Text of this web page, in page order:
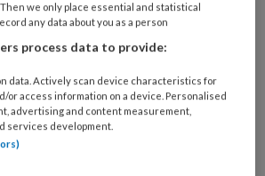
uitstroom bij door
andere redenen voor bedrijfs-
om te stoppen met hun
af op een onoverbrugbare
ik weleens wakker van. Het
we only place essential and statistical
any data about you as a person
process data to provide:
data. Actively scan device characteristics for
or access information on a device. Personalised
advertising and content measurement,
services development.